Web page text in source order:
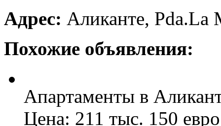
Адрес: Аликанте, Pda.La
Похожие объявления:
Апартаменты в
Цена: 211 тыс. 150